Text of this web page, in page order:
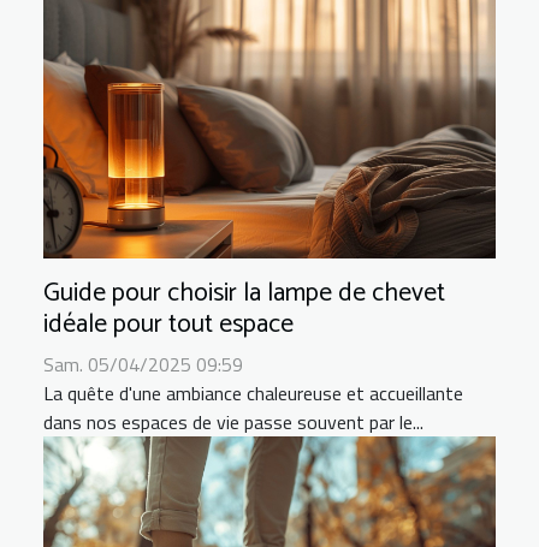
Guide pour choisir la lampe de chevet
idéale pour tout espace
Sam. 05/04/2025 09:59
La quête d'une ambiance chaleureuse et accueillante
dans nos espaces de vie passe souvent par le...